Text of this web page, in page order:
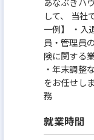
して、 当社
一例】 ・入
員・管理員
険に関する
・年末調整
をお任せし
務
就業時間